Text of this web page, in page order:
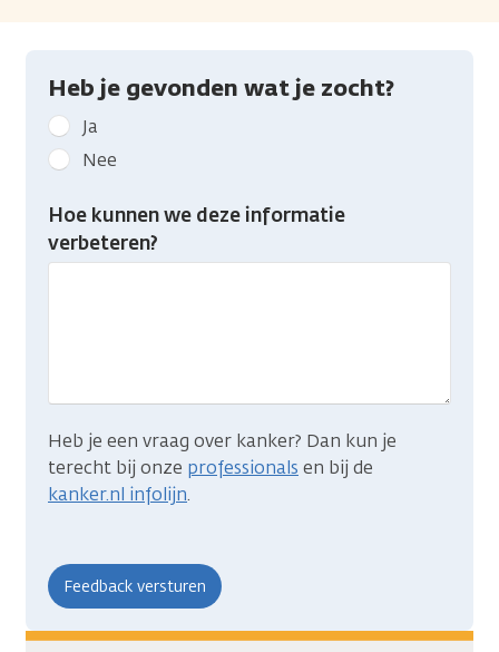
Heb je gevonden wat je zocht?
Geef
kanker.nl
feedback:
Heb
je
gevonden
Ja
Nee
Hoe kunnen we deze informatie
verbeteren?
Heb je een vraag over kanker? Dan kun je
terecht bij onze professionals en bij de
kanker.nl infolijn.